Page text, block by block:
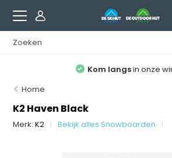
Kom langsin onze
Home
K2 Haven Black
Merk:K2 Bekijk alles Snowboarden